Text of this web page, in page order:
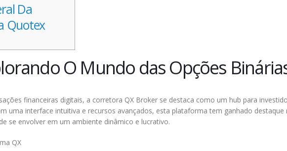
Da
Quotex
O Mundo das Opções
financeiras digitais, a corretora QX Broker se destaca como um hub para
uma interface intuitiva e recursos avançados, esta plataforma tem ganhado
se envolver em um ambiente dinâmico e lucrativo.
QX